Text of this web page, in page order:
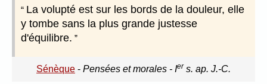
La volupté est sur les bords de la douleur, elle
y tombe sans la plus grande justesse
d'équilibre.
Sénèque - Pensées et morales - Ier s. ap. J.-C.